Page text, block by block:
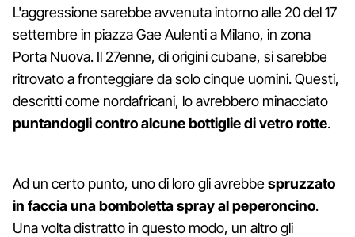
L'aggressione sarebbe avvenuta intorno alle 20 del 17
settembre in piazza Gae Aulenti a Milano, in zona
Porta Nuova. Il 27enne, di origini cubane, si sarebbe
ritrovato a fronteggiare da solo cinque uomini. Questi,
descritti come nordafricani, lo avrebbero minacciato
puntandogli contro alcune bottiglie di vetro rotte.
Ad un certo punto, uno di loro gli avrebbespruzzato
in faccia una bomboletta spray al peperoncino.
Una volta distratto in questo modo, un altro gli